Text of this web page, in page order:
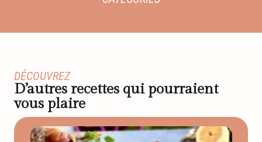
DÉCOUVREZ
D’autres recettes qui pourraient
vous plaire